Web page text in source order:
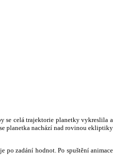
se celá trajektorie planetky vykreslila a
planetka nachází nad rovinou ekliptiky
po zadání hodnot. Po spuštění animace